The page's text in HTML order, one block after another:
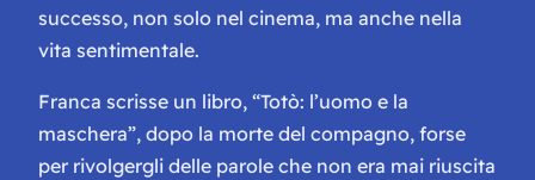
successo, non solo nel cinema, ma anche nella
vita sentimentale.
Franca scrisse un libro, “Totò: l’uomo e la
maschera”, dopo la morte del compagno, forse
per rivolgergli delle parole che non era mai riuscita